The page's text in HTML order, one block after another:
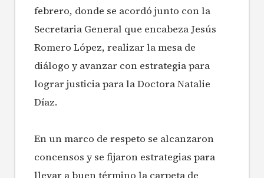
febrero, donde se acordó junto con la
Secretaria General que encabeza Jesús
Romero López, realizar la mesa de
diálogo y avanzar con estrategia para
lograr justicia para la Doctora Natalie
Díaz.
En un marco de respeto se alcanzaron
concensos y se fijaron estrategias para
llevar a buen término la carpeta de